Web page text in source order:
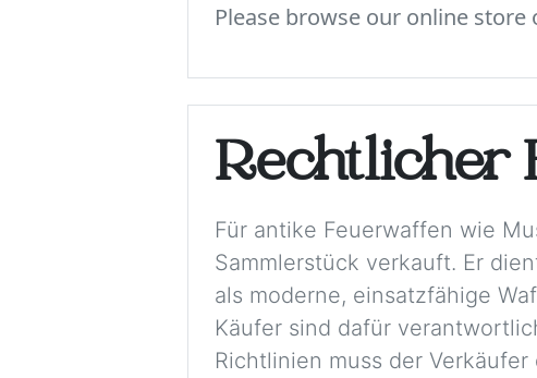
Please browse our online
Rechtlicher
Für antike Feuerwaffen wie
Sammlerstück verkauft. Er
als moderne, einsatzfähige
Käufer sind dafür
Richtlinien muss der